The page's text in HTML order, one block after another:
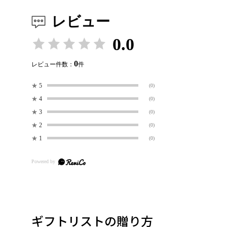
レビュー
0.0
レビュー件数： 0件
★ 5 (0)
★ 4 (0)
★ 3 (0)
★ 2 (0)
★ 1 (0)
ギフトリストの贈り方